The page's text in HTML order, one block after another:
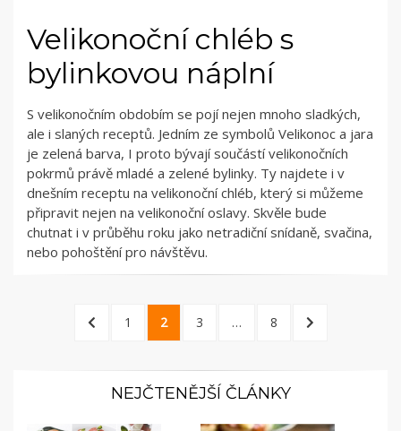
Velikonoční chléb s
bylinkovou náplní
S velikonočním obdobím se pojí nejen mnoho sladkých,
ale i slaných receptů. Jedním ze symbolů Velikonoc a jara
je zelená barva, I proto bývají součástí velikonočních
pokrmů právě mladé a zelené bylinky. Ty najdete i v
dnešním receptu na velikonoční chléb, který si můžeme
připravit nejen na velikonoční oslavy. Skvěle bude
chutnat i v průběhu roku jako netradiční snídaně, svačina,
nebo pohoštění pro návštěvu.
Stránkování
PREVIOUS
PAGE
1 PAGE
2 PAGE
3 … PAGE
8
NEXT
NEJČTENĚJŠÍ ČLÁNKY